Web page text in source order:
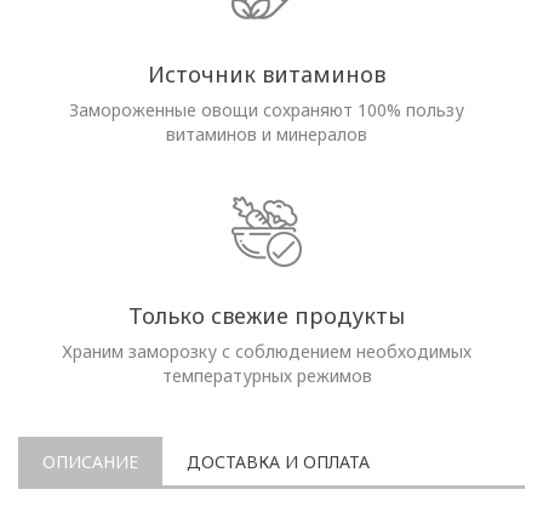
Источник витаминов
Замороженные овощи сохраняют 100% пользу
витаминов и минералов
Только свежие продукты
Храним заморозку с соблюдением необходимых
температурных режимов
ОПИСАНИЕ ДОСТАВКА И ОПЛАТА